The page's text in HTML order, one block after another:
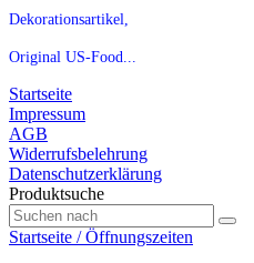
Dekorationsartikel,
Original US-Food...
Startseite
Impressum
AGB
Widerrufsbelehrung
Datenschutzerklärung
Produktsuche
Startseite / Öffnungszeiten